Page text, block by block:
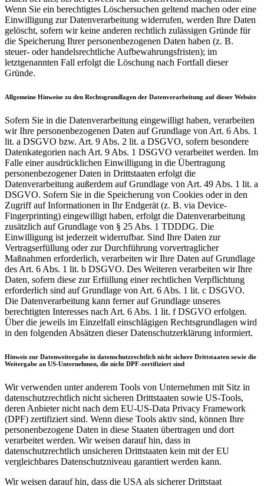
Wenn Sie ein berechtigtes Löschersuchen geltend machen oder eine
Einwilligung zur Datenverarbeitung widerrufen, werden Ihre Daten
gelöscht, sofern wir keine anderen rechtlich zulässigen Gründe für
die Speicherung Ihrer personenbezogenen Daten haben (z. B.
steuer- oder handelsrechtliche Aufbewahrungsfristen); im
letztgenannten Fall erfolgt die Löschung nach Fortfall dieser
Gründe.
Allgemeine Hinweise zu den Rechtsgrundlagen der Datenverarbeitung auf dieser Website
Sofern Sie in die Datenverarbeitung eingewilligt haben, verarbeiten
wir Ihre personenbezogenen Daten auf Grundlage von Art. 6 Abs. 1
lit. a DSGVO bzw. Art. 9 Abs. 2 lit. a DSGVO, sofern besondere
Datenkategorien nach Art. 9 Abs. 1 DSGVO verarbeitet werden. Im
Falle einer ausdrücklichen Einwilligung in die Übertragung
personenbezogener Daten in Drittstaaten erfolgt die
Datenverarbeitung außerdem auf Grundlage von Art. 49 Abs. 1 lit. a
DSGVO. Sofern Sie in die Speicherung von Cookies oder in den
Zugriff auf Informationen in Ihr Endgerät (z. B. via Device-
Fingerprinting) eingewilligt haben, erfolgt die Datenverarbeitung
zusätzlich auf Grundlage von § 25 Abs. 1 TDDDG. Die
Einwilligung ist jederzeit widerrufbar. Sind Ihre Daten zur
Vertragserfüllung oder zur Durchführung vorvertraglicher
Maßnahmen erforderlich, verarbeiten wir Ihre Daten auf Grundlage
des Art. 6 Abs. 1 lit. b DSGVO. Des Weiteren verarbeiten wir Ihre
Daten, sofern diese zur Erfüllung einer rechtlichen Verpflichtung
erforderlich sind auf Grundlage von Art. 6 Abs. 1 lit. c DSGVO.
Die Datenverarbeitung kann ferner auf Grundlage unseres
berechtigten Interesses nach Art. 6 Abs. 1 lit. f DSGVO erfolgen.
Über die jeweils im Einzelfall einschlägigen Rechtsgrundlagen wird
in den folgenden Absätzen dieser Datenschutzerklärung informiert.
Hinweis zur Datenweitergabe in datenschutzrechtlich nicht sichere Drittstaaten sowie die
Weitergabe an US-Unternehmen, die nicht DPF-zertifiziert sind
Wir verwenden unter anderem Tools von Unternehmen mit Sitz in
datenschutzrechtlich nicht sicheren Drittstaaten sowie US-Tools,
deren Anbieter nicht nach dem EU-US-Data Privacy Framework
(DPF) zertifiziert sind. Wenn diese Tools aktiv sind, können Ihre
personenbezogene Daten in diese Staaten übertragen und dort
verarbeitet werden. Wir weisen darauf hin, dass in
datenschutzrechtlich unsicheren Drittstaaten kein mit der EU
vergleichbares Datenschutzniveau garantiert werden kann.
Wir weisen darauf hin, dass die USA als sicherer Drittstaat